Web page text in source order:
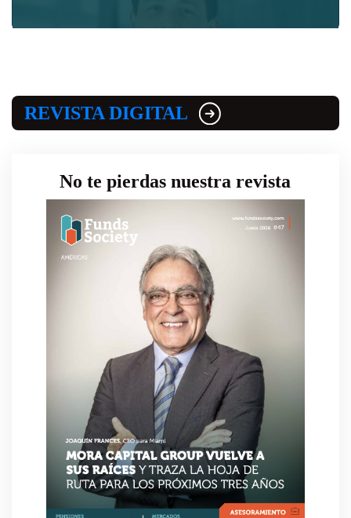
REVISTA DIGITAL
No te pierdas nuestra revista